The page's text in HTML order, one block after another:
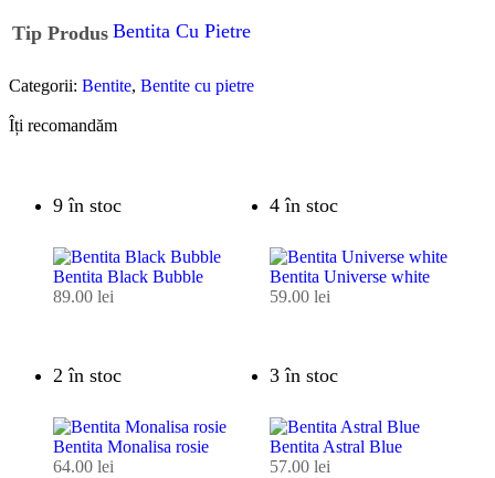
Tip Produs Bentita Cu Pietre
Categorii: Bentite, Bentite cu pietre
Îți recomandăm
9 în stoc
Bentita Black Bubble
89.00 lei
4 în stoc
Bentita Universe white
59.00 lei
2 în stoc
Bentita Monalisa rosie
64.00 lei
3 în stoc
Bentita Astral Blue
57.00 lei